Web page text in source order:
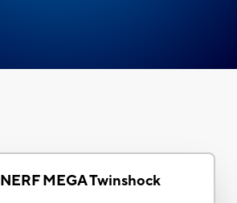
NERF MEGA Twinshock